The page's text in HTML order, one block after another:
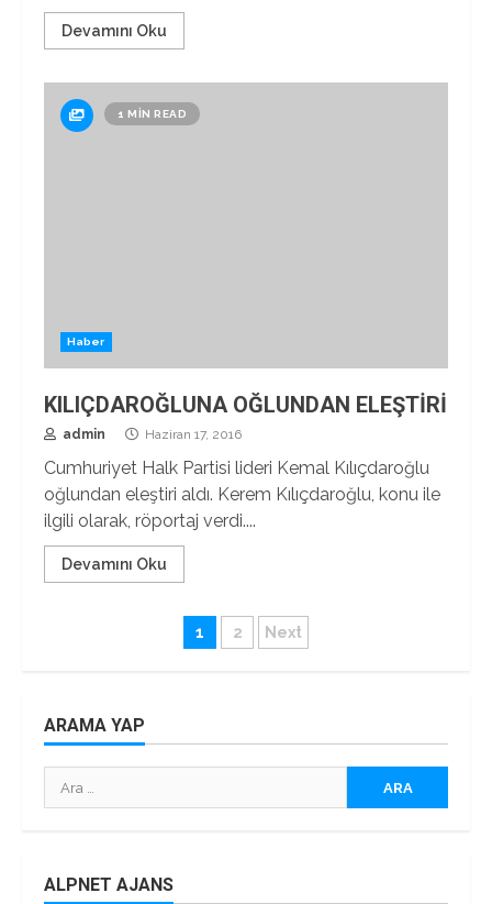
Devamını Oku
1 MIN READ
Haber
KILIÇDAROĞLUNA OĞLUNDAN ELEŞTİRİ
admin Haziran 17, 2016
Cumhuriyet Halk Partisi lideri Kemal Kılıçdaroğlu
oğlundan eleştiri aldı. Kerem Kılıçdaroğlu, konu ile
ilgili olarak, röportaj verdi....
Devamını Oku
Yazı
1 2 Next
ARAMA YAP
Arama:
ALPNET AJANS